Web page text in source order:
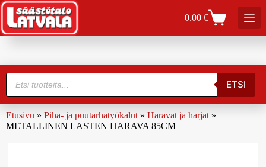
0.00€
ETSI
Etusivu » Piha- ja puutarhatyökalut » Haravat ja harjat »
METALLINEN LASTEN HARAVA 85CM